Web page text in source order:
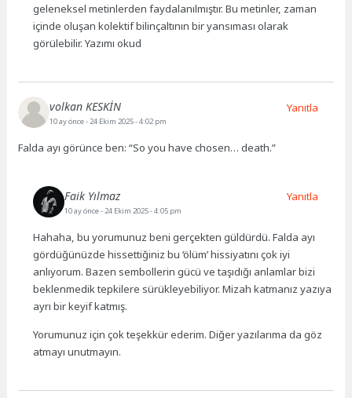
geleneksel metinlerden faydalanılmıştır. Bu metinler, zaman
içinde oluşan kolektif bilinçaltının bir yansıması olarak
görülebilir. Yazımı okud
volkan KESKİN
10 ay önce- 24 Ekim 2025 - 4:02 pm
Falda ayı görünce ben: “So you have chosen… death.”
Yanıtla
Faik Yılmaz
10 ay önce- 24 Ekim 2025 - 4:05 pm
Hahaha, bu yorumunuz beni gerçekten güldürdü. Falda ayı
gördüğünüzde hissettiğiniz bu ‘ölüm’ hissiyatını çok iyi
anlıyorum. Bazen sembollerin gücü ve taşıdığı anlamlar bizi
beklenmedik tepkilere sürükleyebiliyor. Mizah katmanız yazıya
ayrı bir keyif katmış.
Yorumunuz için çok teşekkür ederim. Diğer yazılarıma da göz
atmayı unutmayın.
Yanıtla